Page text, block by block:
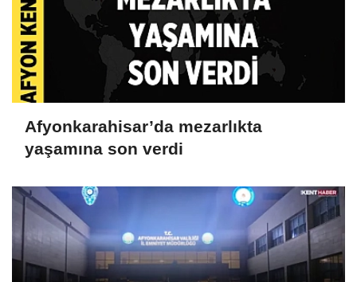
Afyonkarahisar’da mezarlıkta
yaşamına son verdi